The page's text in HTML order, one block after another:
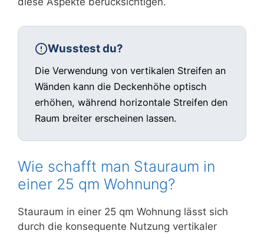
Wusstest du?
Die Verwendung von vertikalen Streifen an
Wänden kann die Deckenhöhe optisch
erhöhen, während horizontale Streifen den
Raum breiter erscheinen lassen.
Wie schafft man Stauraum in
einer 25 qm Wohnung?
Stauraum in einer 25 qm Wohnung lässt sich
durch die konsequente Nutzung vertikaler